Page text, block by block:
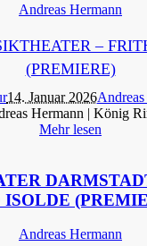
Andreas Hermann
–
(PREMIERE)
14. Januar 2026
Hermann | König
Mehr lesen
ISOLDE
Andreas Hermann